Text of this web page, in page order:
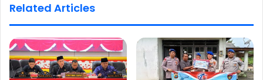
Related Articles